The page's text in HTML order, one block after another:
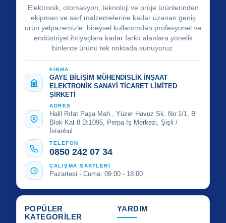
Elektronik, otomasyon, teknoloji ve proje ürünlerinden
ekipman ve sarf malzemelerine kadar uzanan geniş
ürün yelpazemizle; bireysel kullanımdan profesyonel ve
endüstriyel ihtiyaçlara kadar farklı alanlara yönelik
binlerce ürünü tek noktada sunuyoruz.
FİRMA
GAYE BİLİŞİM MÜHENDİSLİK İNŞAAT
ELEKTRONİK SANAYİ TİCARET LİMİTED
ŞİRKETİ
ADRES
Halil Rıfat Paşa Mah., Yüzer Havuz Sk. No:1/1, B
Blok Kat 8 D:1095, Perpa İş Merkezi, Şişli /
İstanbul
TELEFON
0850 242 07 34
ÇALIŞMA SAATLERİ
Pazartesi - Cuma: 09:00 - 18:00
POPÜLER
KATEGORİLER
YARDIM